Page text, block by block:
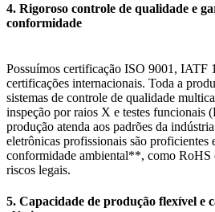
4. Rigoroso controle de qualidade e
conformidade
Possuímos certificação ISO 9001, IATF
certificações internacionais. Toda a
sistemas de controle de qualidade
inspeção por raios X e testes funcionais
produção atenda aos padrões da
eletrônicas profissionais são proficientes
conformidade ambiental**, como
riscos legais.
5. Capacidade de produção flexível e